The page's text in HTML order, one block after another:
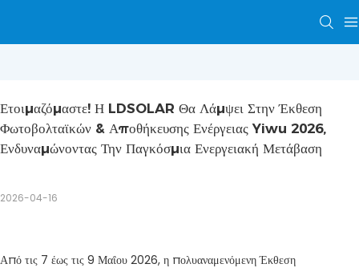
Ετοιμαζόμαστε! Η LDSOLAR Θα Λάμψει Στην Έκθεση
Φωτοβολταϊκών & Αποθήκευσης Ενέργειας Yiwu 2026,
Ενδυναμώνοντας Την Παγκόσμια Ενεργειακή Μετάβαση
2026-04-16
Από τις 7 έως τις 9 Μαΐου 2026, η πολυαναμενόμενη Έκθεση